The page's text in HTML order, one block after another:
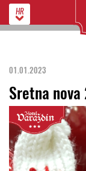
HR
01.01.2023
Sretna nova